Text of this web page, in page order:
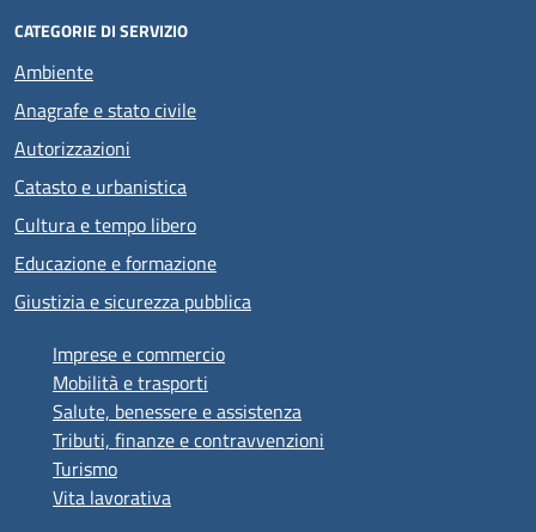
CATEGORIE DI SERVIZIO
Ambiente
Anagrafe e stato civile
Autorizzazioni
Catasto e urbanistica
Cultura e tempo libero
Educazione e formazione
Giustizia e sicurezza pubblica
Imprese e commercio
Mobilità e trasporti
Salute, benessere e assistenza
Tributi, finanze e contravvenzioni
Turismo
Vita lavorativa